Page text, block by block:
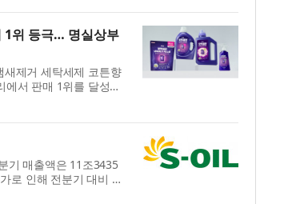
1위 등극… 명실상부
새제거 세탁세제 코튼향
에서 판매 1위를 달성하
튼향 2.1L는 2024년 첫
기 매출액은 11조3435
로 인해 전분기 대비 대
세에도 불구하고 전분